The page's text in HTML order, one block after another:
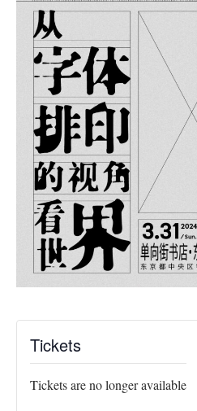
Tickets
Tickets are no longer available